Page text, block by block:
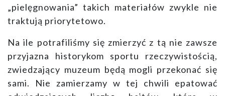
„pielęgnowania” takich materiałów zwykle nie
traktują priorytetowo.
Na ile potrafiliśmy się zmierzyć z tą nie zawsze
przyjazna historykom sportu rzeczywistością,
zwiedzający muzeum będą mogli przekonać się
sami. Nie zamierzamy w tej chwili epatować